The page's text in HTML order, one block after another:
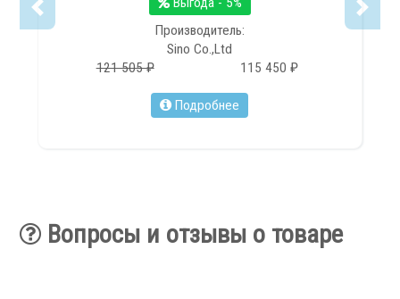
Фильтры масляного тумана
Фильтры, расходники и аксессуары
Ротационные соединения
Производитель:
Sino Co.,Ltd
121 505 ₽
115 450 ₽
Подробнее
Вопросы и отзывы о товаре